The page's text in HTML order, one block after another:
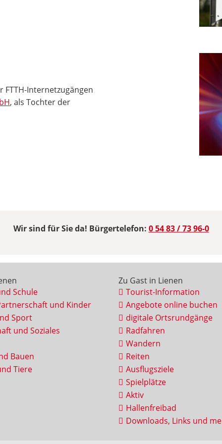
Internetzugängen
, als Tochter der
Wir sind für Sie da! Bürgertelefon: 0 54 83 / 73 96-0
Schule
und Kinder
Sport
und Soziales
Bauen
Tiere
Zu Gast in Lienen
Tourist-Information
Angebote online buchen
digitale Ortsrundgänge
Radfahren
Wandern
Reiten
Ausflugsziele
Spielplätze
Aktiv
Hallenfreibad
Downloads, Links und